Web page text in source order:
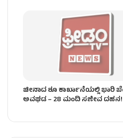
ಚೀನಾದ ಶೂ ಕಾರ್ಖಾನೆಯಲ್ಲಿ ಭಾರಿ
ಅವಘಡ – 28 ಮಂದಿ ಸಜೀವ ದಹನ!